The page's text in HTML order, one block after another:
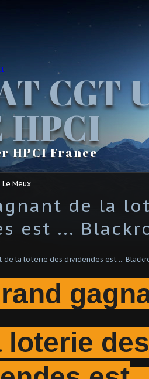
CGT
HPCI
HPCI France
Le Meux
de la
est ...
loterie des